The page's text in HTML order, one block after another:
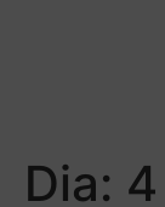
Dia: